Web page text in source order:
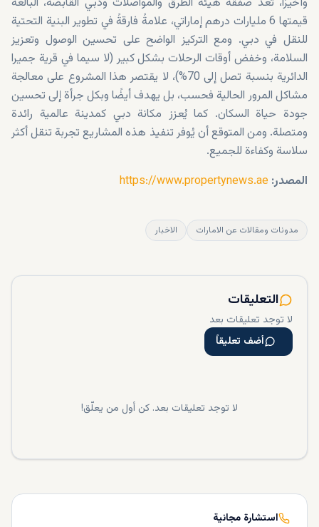
قيمتها 6 مليارات درهم إماراتي، علامةً فارقةً في تطوير البنية التحتية
للنقل في دبي. ومع التركيز الواضح على تحسين الوصول وتعزيز
السلامة، وخفض أوقات الرحلات بشكل كبير (لا سيما في قرية جميرا
الدائرية بنسبة تصل إلى 70%)، لا يقتصر هذا المشروع على معالجة
مشاكل المرور الحالية فحسب، بل يهدف أيضًا وبكل جرأة إلى تحسين
جودة حياة السكان. كما يُعزز مكانة دبي كمدينة عالمية رائدة
ومتصلة. ومن المتوقع أن يُوفر تنفيذ هذه المشاريع تجربة تنقل أكثر
سلاسة وكفاءة للجميع.
المصدر: https://www.propertynews.ae
مدونات ومقالات عن الامارات الاخبار
التعليقات
لا توجد تعليقات بعد
أضف تعليقاً
لا توجد تعليقات بعد. كن أول من يعلّق!
استشارة مجانية